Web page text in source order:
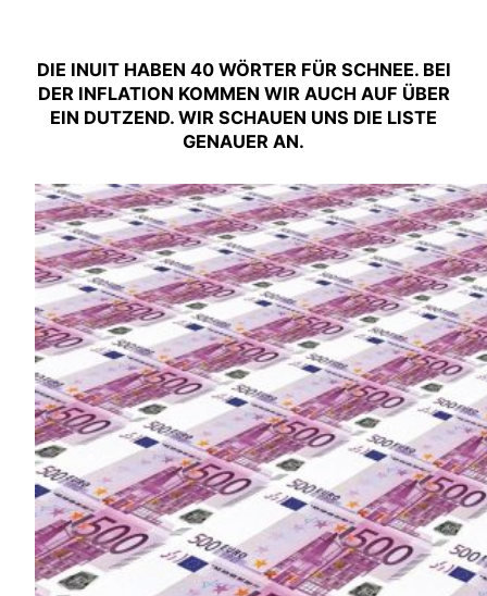
DIE INUIT HABEN 40 WÖRTER FÜR SCHNEE. BEI
DER INFLATION KOMMEN WIR AUCH AUF ÜBER
EIN DUTZEND. WIR SCHAUEN UNS DIE LISTE
GENAUER AN.